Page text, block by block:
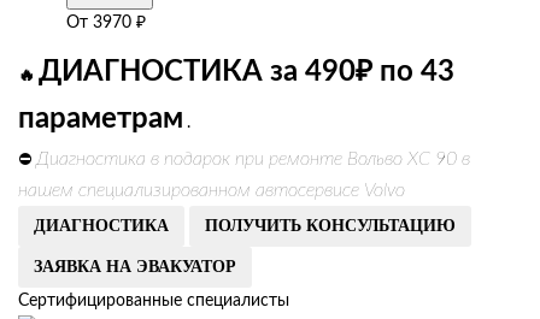
От 3970 ₽
🔥 ДИАГНОСТИКА за 490₽ по 43
параметрам .
⛔ Диагностика в подарок при ремонте Вольво ХС 90 в
нашем специализированном автосервисе Volvo
ДИАГНОСТИКА ПОЛУЧИТЬ КОНСУЛЬТАЦИЮ
ЗАЯВКА НА ЭВАКУАТОР
Сертифицированные специалисты